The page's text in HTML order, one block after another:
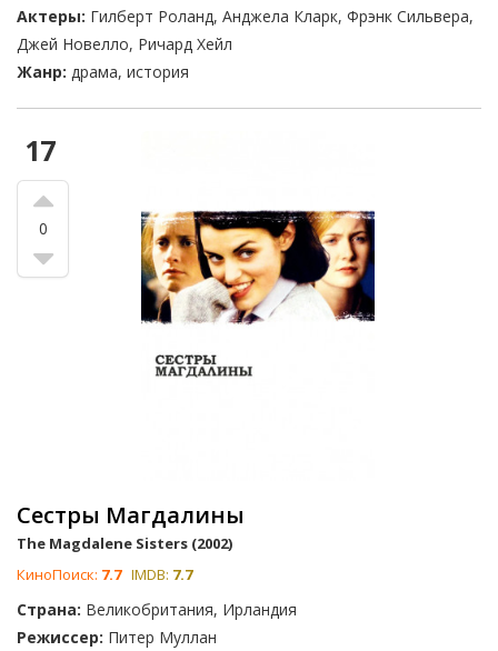
Актеры: Гилберт Роланд, Анджела Кларк, Фрэнк Сильвера,
Джей Новелло, Ричард Хейл
Жанр: драма, история
17
0
Сестры Магдалины
The Magdalene Sisters (2002)
КиноПоиск: 7.7 IMDB: 7.7
Страна: Великобритания, Ирландия
Режиссер: Питер Муллан